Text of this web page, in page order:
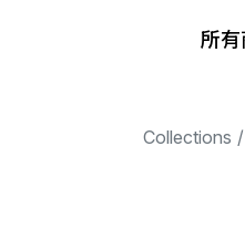
所有
Collections